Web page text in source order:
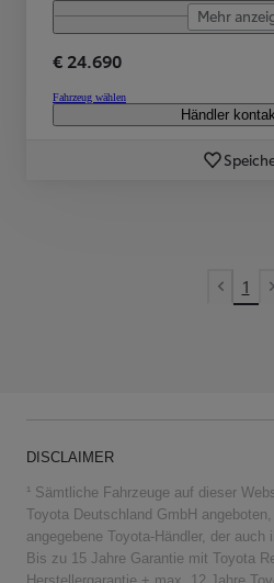
Mehr
€ 24.690
Fahrzeug wählen
Händler
1
DISCLAIMER
¹ Sämtliche Fahrzeuge auf dieser
Toyota Deutschland GmbH
angegebene Toyota-Händler, der auch
Bis zu 15 Jahre Garantie mit Toyota